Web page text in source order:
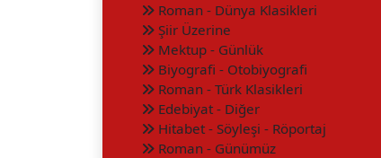
Roman - Dünya Klasikleri
Şiir Üzerine
Mektup - Günlük
Biyografi - Otobiyografi
Roman - Türk Klasikleri
Edebiyat - Diğer
Hitabet - Söyleşi - Röportaj
Roman - Günümüz